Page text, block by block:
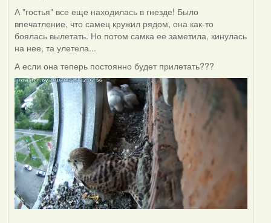
А "гостья" все еще находилась в гнезде! Было
впечатление, что самец кружил рядом, она как-то
боялась вылетать. Но потом самка ее заметила, кинулась
на нее, та улетела...
А если она теперь постоянно будет прилетать???